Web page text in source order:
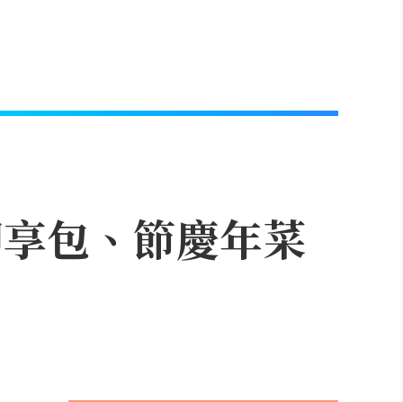
包、節慶年菜